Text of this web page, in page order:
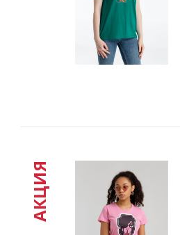
АКЦИЯ